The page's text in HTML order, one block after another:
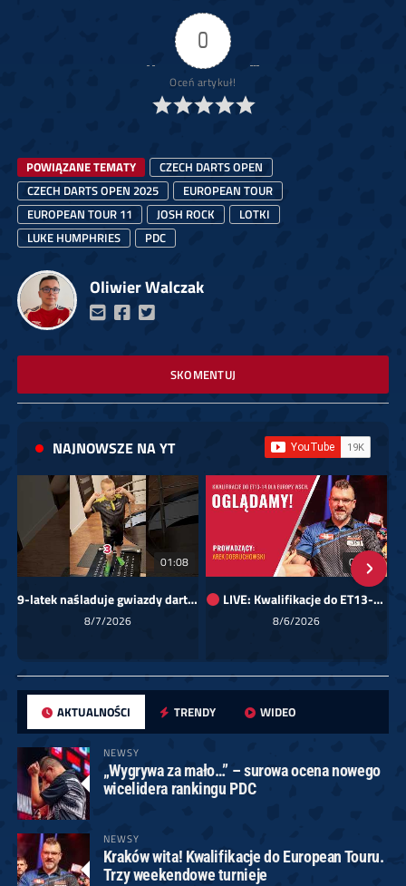
0
Oceń artykuł!
POWIĄZANE TEMATY
CZECH DARTS OPEN
CZECH DARTS OPEN 2025
EUROPEAN TOUR
EUROPEAN TOUR 11
JOSH ROCK
LOTKI
LUKE HUMPHRIES
PDC
Oliwier Walczak
SKOMENTUJ
NAJNOWSZE NA YT
01:08
9-latek naśladuje gwiazdy darta!
8/7/2026
00:00
LIVE: Kwalifikacje do ET13-14 dla Europy Wschodniej
8/6/2026
AKTUALNOŚCI TRENDY WIDEO
NEWSY
„Wygrywa za mało…” – surowa ocena nowego
wicelidera rankingu PDC
NEWSY
Kraków wita! Kwalifikacje do European Touru.
Trzy weekendowe turnieje